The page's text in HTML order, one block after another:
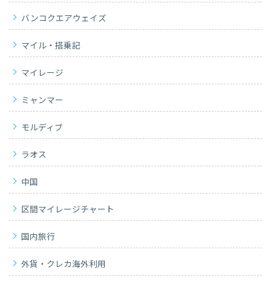
バンコクエアウェイズ
マイル・搭乗記
マイレージ
ミャンマー
モルディブ
ラオス
中国
区間マイレージチャート
国内旅行
外貨・クレカ海外利用